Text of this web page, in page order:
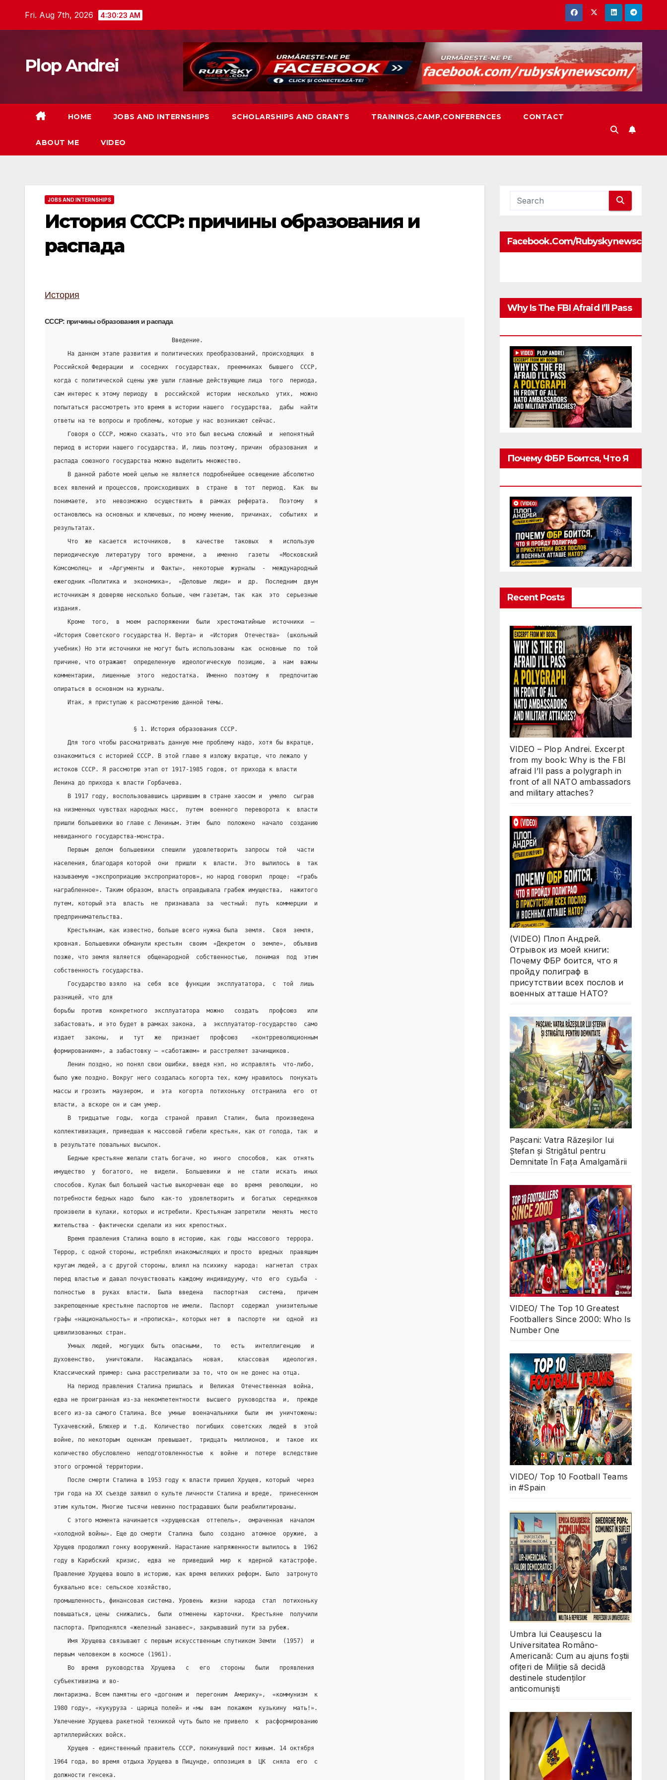
Fri. Aug 7th, 2026 4:30:24 AM
Plop Andrei
HOME JOBS AND INTERNSHIPS SCHOLARSHIPS AND GRANTS TRAININGS,CAMP,CONFERENCES CONTACT
ABOUT ME VIDEO
JOBS AND INTERNSHIPS
История СССР: причины образования и
распада
История
СССР: причины образования и распада
                                  Введение.
    На данном этапе развития и политических преобразований, происходящих  в
Российской Федерации  и  соседних  государствах,  преемниках  бывшего  СССР,
когда с политической сцены уже ушли главные действующие лица  того  периода,
сам интерес к этому периоду  в  российской  истории  несколько  утих,  можно
попытаться рассмотреть это время в истории нашего  государства,  дабы  найти
ответы на те вопросы и проблемы, которые у нас возникают сейчас.
    Говоря о СССР, можно сказать, что это был весьма сложный  и  непонятный
период в истории нашего государства. И, лишь поэтому, причин  образования  и
распада союзного государства можно выделить множество.
    В данной работе моей целью не является подробнейшее освещение абсолютно
всех явлений и процессов, происходивших  в  стране  в  тот  период.  Как  вы
понимаете,  это  невозможно  осуществить  в  рамках  реферата.   Поэтому   я
остановлюсь на основных и ключевых, по моему мнению,  причинах,  событиях  и
результатах.
    Что  же  касается  источников,   в   качестве   таковых   я   использую
периодическую  литературу  того  времени,  а   именно   газеты   «Московский
Комсомолец»  и  «Аргументы  и  Факты»,  некоторые  журналы  -  международный
ежегодник «Политика и  экономика»,  «Деловые  люди»  и  др.  Последним  двум
источникам я доверяю несколько больше, чем газетам, так  как  это  серьезные
издания.
    Кроме  того,  в  моем  распоряжении  были  хрестоматийные  источники  –
«История Советского государства Н. Верта» и  «История  Отечества»  (школьный
учебник) Но эти источники не могут быть использованы  как  основные  по  той
причине, что отражают  определенную  идеологическую  позицию,  а  нам  важны
комментарии,  лишенные  этого  недостатка.  Именно  поэтому  я   предпочитаю
опираться в основном на журналы.
    Итак, я приступаю к рассмотрению данной темы.
                       § 1. История образования СССР.
    Для того чтобы рассматривать данную мне проблему надо, хотя бы вкратце,
ознакомиться с историей СССР. В этой главе я изложу вкратце, что лежало у
истоков СССР. Я рассмотрю этап от 1917-1985 годов, от прихода к власти
Ленина до прихода к власти Горбачева.
    В 1917 году, воспользовавшись царившим в стране хаосом и  умело  сыграв
на низменных чувствах народных масс,  путем  военного  переворота  к  власти
пришли большевики во главе с Лениным. Этим  было  положено  начало  созданию
невиданного государства-монстра.
    Первым  делом  большевики  спешили  удовлетворить  запросы  той   части
населения, благодаря которой  они  пришли  к  власти.  Это  вылилось  в  так
называемую «экспроприацию экспроприаторов», но народ говорил  проще:  «грабь
награбленное». Таким образом, власть оправдывала грабеж имущества,  нажитого
путем, который эта  власть  не  признавала  за  честный:  путь  коммерции  и
предпринимательства.
    Крестьянам, как известно, больше всего нужна была  земля.  Своя  земля,
кровная. Большевики обманули крестьян  своим  «Декретом  о  земле»,  объявив
позже, что земля является  общенародной  собственностью,  понимая  под  этим
собственность государства.
    Государство взяло  на  себя  все  функции  эксплуататора,  с  той  лишь
разницей, что для
борьбы  против  конкретного  эксплуататора  можно   создать   профсоюз   или
забастовать, и это будет в рамках закона,  а  эксплуататор-государство  само
издает   законы,   и   тут   же   признает   профсоюз    «контрреволюционным
формированием», а забастовку – «саботажем» и расстреляет зачинщиков.
    Ленин поздно, но понял свои ошибки, введя нэп, но исправлять  что-либо,
было уже поздно. Вокруг него создалась когорта тех, кому нравилось  понукать
массы и грозить  маузером,  и  эта  когорта  потихоньку  отстранила  его  от
власти, а вскоре он и сам умер.
    В  тридцатые  годы,  когда  страной  правил  Сталин,  была  произведена
коллективизация, приведшая к массовой гибели крестьян, как от голода, так  и
в результате повальных высылок.
    Бедные крестьяне желали стать богаче, но  иного  способов,  как  отнять
имущество  у  богатого,  не  видели.  Большевики  и  не  стали  искать  иных
способов. Кулак был большей частью выкорчеван еще  во  время  революции,  но
потребности бедных надо  было  как-то  удовлетворить  и  богатых  середняков
произвели в кулаки, которых и истребили. Крестьянам запретили  менять  место
жительства - фактически сделали из них крепостных.
    Время правления Сталина вошло в историю, как  годы  массового  террора.
Террор, с одной стороны, истреблял инакомыслящих и просто  вредных  правящим
кругам людей, а с другой стороны, влиял на психику  народа:  нагнетал  страх
перед властью и давал почувствовать каждому индивидууму, что  его  судьба  -
полностью  в  руках  власти.  Была  введена   паспортная   система,   причем
закрепощенные крестьяне паспортов не имели.  Паспорт  содержал  унизительные
графы «национальность» и «прописка», которых нет  в  паспорте  ни  одной  из
цивилизованных стран.
    Умных  людей,  могущих  быть  опасными,   то   есть   интеллигенцию   и
духовенство,   уничтожали.   Насаждалась   новая,    классовая    идеология.
Классический пример: сына расстреливали за то, что он не донес на отца.
    На период правления Сталина пришлась  и  Великая  Отечественная  война,
едва не проигранная из-за некомпетентности  высшего  руководства  и,  прежде
всего из-за самого Сталина. Все  умные  военачальники  были  им  уничтожены:
Тухачевский, Блюхер и  т.д.  Количество  погибших  советских  людей  в  этой
войне, по некоторым  оценкам  превышает,  тридцать  миллионов,  и  такое  их
количество обусловлено  неподготовленностью  к  войне  и  потере  вследствие
этого огромной территории.
    После смерти Сталина в 1953 году к власти пришел Хрущев, который  через
три года на XX съезде заявил о культе личности Сталина и вреде,  принесенном
этим культом. Многие тысячи невинно пострадавших были реабилитированы.
    С этого момента начинается «хрущевская  оттепель»,  омраченная  началом
«холодной войны». Еще до смерти  Сталина  было  создано  атомное  оружие,  а
Хрущев продолжил гонку вооружений. Нарастание напряженности вылилось в  1962
году в Карибский  кризис,  едва  не  приведший  мир  к  ядерной  катастрофе.
Правление Хрущева вошло в историю, как время великих реформ. Было  затронуто
буквально все: сельское хозяйство,
промышленность, финансовая система. Уровень  жизни  народа  стал  потихоньку
повышаться, цены  снижались,  были  отменены  карточки.  Крестьяне  получили
паспорта. Приподнялся «железный занавес», закрывавший пути за рубеж.
    Имя Хрущева связывают с первым искусственным спутником Земли  (1957)  и
первым человеком в космосе (1961).
    Во  время  руководства  Хрущева   с   его   стороны   были   проявления
субъективизма и во-
люнтаризма. Всем памятны его «догоним и  перегоним  Америку»,  «коммунизм  к
1980 году», «кукуруза - царица полей» и «мы  вам  покажем  кузькину  мать!».
Увлечение Хрущева ракетной техникой чуть было не привело  к  расформированию
артиллерийских войск.
    Хрущев - единственный правитель СССР, покинувший пост живым. 14 октября
1964 года, во время отдыха Хрущева в Пицунде, оппозиция в  ЦК  сняла  его  с
должности генсека.
Facebook.com/rubyskynewscom
Why Is The FBI Afraid I’ll Pass
Почему ФБР Боится, Что Я
Recent Posts
VIDEO – Plop Andrei. Excerpt
from my book: Why is the FBI
afraid I’ll pass a polygraph in
front of all NATO ambassadors
and military attaches?
(VIDEO) Плоп Андрей.
Отрывок из моей книги:
Почему ФБР боится, что я
пройду полиграф в
присутствии всех послов и
военных атташе НАТО?
Pașcani: Vatra Răzeșilor lui
Ștefan și Strigătul pentru
Demnitate în Fața Amalgamării
VIDEO/ The Top 10 Greatest
Footballers Since 2000: Who Is
Number One
VIDEO/ Top 10 Football Teams
in #Spain
Umbra lui Ceaușescu la
Universitatea Româno-
Americană: Cum au ajuns foștii
ofițeri de Miliție să decidă
destinele studenților
anticomuniști